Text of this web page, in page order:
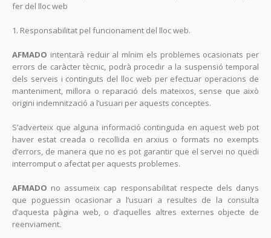
fer del lloc web
1. Responsabilitat pel funcionament del lloc web.
AFMADO intentarà reduir al mínim els problemes ocasionats per
errors de caràcter tècnic, podrà procedir a la suspensió temporal
dels serveis i continguts del lloc web per efectuar operacions de
manteniment, millora o reparació dels mateixos, sense que això
origini indemnització a l’usuari per aquests conceptes.
S’adverteix que alguna informació continguda en aquest web pot
haver estat creada o recollida en arxius o formats no exempts
d’errors, de manera que no es pot garantir que el servei no quedi
interromput o afectat per aquests problemes.
AFMADO no assumeix cap responsabilitat respecte dels danys
que poguessin ocasionar a l’usuari a resultes de la consulta
d’aquesta pàgina web, o d’aquelles altres externes objecte de
reenviament.